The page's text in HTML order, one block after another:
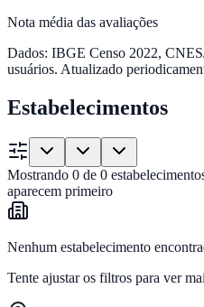
Nota média das avaliações
Dados: IBGE Censo 2022,
usuários. Atualizado
Estabelecimentos
Mostrando 0 de 0
aparecem primeiro
Nenhum estabelecimento
Tente ajustar os filtros para ver